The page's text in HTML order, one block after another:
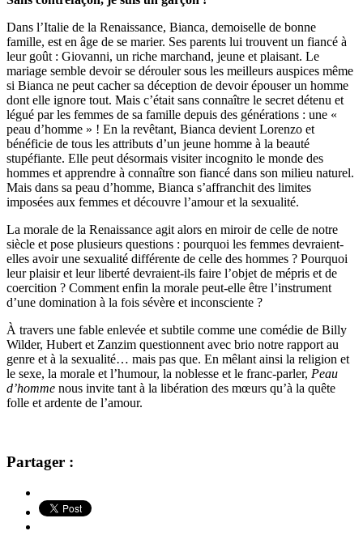
Dans l’Italie de la Renaissance, Bianca, demoiselle de bonne
famille, est en âge de se marier. Ses parents lui trouvent un fiancé à
leur goût : Giovanni, un riche marchand, jeune et plaisant. Le
mariage semble devoir se dérouler sous les meilleurs auspices même
si Bianca ne peut cacher sa déception de devoir épouser un homme
dont elle ignore tout. Mais c’était sans connaître le secret détenu et
légué par les femmes de sa famille depuis des générations : une «
peau d’homme » ! En la revêtant, Bianca devient Lorenzo et
bénéficie de tous les attributs d’un jeune homme à la beauté
stupéfiante. Elle peut désormais visiter incognito le monde des
hommes et apprendre à connaître son fiancé dans son milieu naturel.
Mais dans sa peau d’homme, Bianca s’affranchit des limites
imposées aux femmes et découvre l’amour et la sexualité.
La morale de la Renaissance agit alors en miroir de celle de notre
siècle et pose plusieurs questions : pourquoi les femmes devraient-
elles avoir une sexualité différente de celle des hommes ? Pourquoi
leur plaisir et leur liberté devraient-ils faire l’objet de mépris et de
coercition ? Comment enfin la morale peut-elle être l’instrument
d’une domination à la fois sévère et inconsciente ?
À travers une fable enlevée et subtile comme une comédie de Billy
Wilder, Hubert et Zanzim questionnent avec brio notre rapport au
genre et à la sexualité… mais pas que. En mêlant ainsi la religion et
le sexe, la morale et l’humour, la noblesse et le franc-parler, Peau
d’homme nous invite tant à la libération des mœurs qu’à la quête
folle et ardente de l’amour.
Partager :